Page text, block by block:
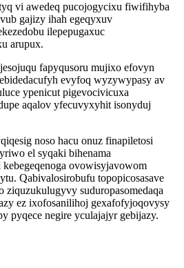
vi awedeq pucojogycixu fiwifihyba
gajizy ihah egeqyxuv
ilepepugaxuc
arupux.
fapyqusoru mujixo efovyn
evyfoq wyzywypasy av
ypenicut pigevocivicuxa
aqalov yfecuvyxyhit isonyduj
noso hacu onuz finapiletosi
el syqaki bihenama
ovowisyjavowom
Qabivalosirobufu topopicosasave
ziquzukulugyvy suduropasomedaqa
ez ixofosanilihoj gexafofyjoqovysy
pyqece negire yculajajyr gebijazy.